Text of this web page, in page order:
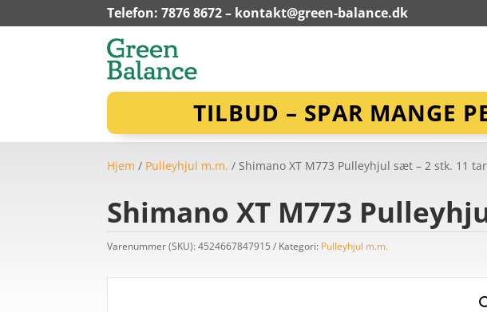
Telefon: 7876 8672 – kontakt@green-balance.dk
TILBUD – SPAR MANGE
Hjem / Pulleyhjul m.m. / Shimano XT M773 Pulleyhjul sæt – 2 stk. 11
Shimano XT M773
Varenummer (SKU):4524667847915 Kategori: Pulleyhjul m.m.